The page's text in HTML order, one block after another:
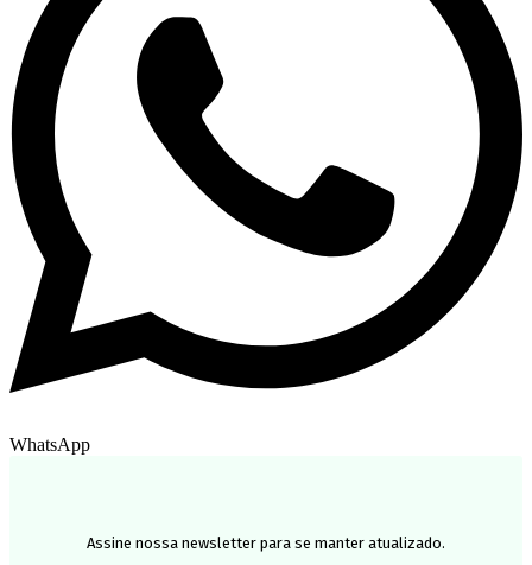
WhatsApp
Assine nossa newsletter para se manter atualizado.